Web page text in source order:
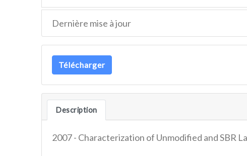
Dernière mise à jour
Télécharger
Description
2007 - Characterization of Unmodified and SBR